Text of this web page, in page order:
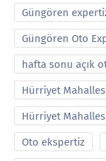
Güngören
Güngören Oto
hafta sonu açık
Hürriyet
Hürriyet
Oto ekspertiz